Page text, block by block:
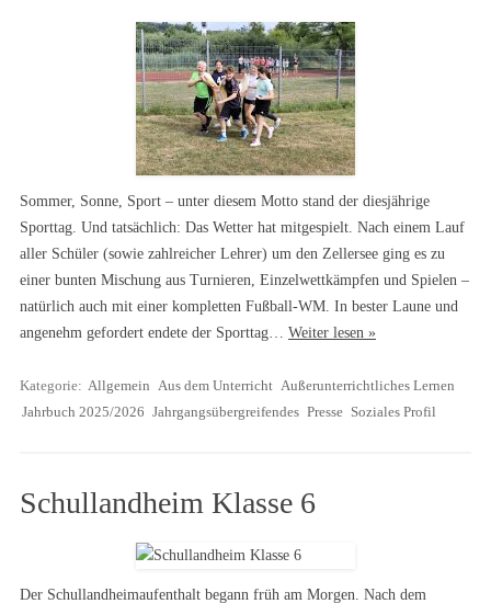
Sommer, Sonne, Sport – unter diesem Motto stand der diesjährige
Sporttag. Und tatsächlich: Das Wetter hat mitgespielt. Nach einem Lauf
aller Schüler (sowie zahlreicher Lehrer) um den Zellersee ging es zu
einer bunten Mischung aus Turnieren, Einzelwettkämpfen und Spielen –
natürlich auch mit einer kompletten Fußball-WM. In bester Laune und
angenehm gefordert endete der Sporttag… Weiter lesen »
Kategorie: Allgemein Aus dem Unterricht Außerunterrichtliches Lernen
Jahrbuch 2025/2026 Jahrgangsübergreifendes Presse Soziales Profil
Schullandheim Klasse 6
Der Schullandheimaufenthalt begann früh am Morgen. Nach dem